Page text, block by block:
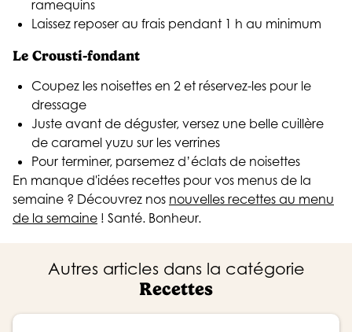
ramequins
Laissez reposer au frais pendant 1 h au minimum
Le Crousti-fondant
Coupez les noisettes en 2 et réservez-les pour le
dressage
Juste avant de déguster, versez une belle cuillère
de caramel yuzu sur les verrines
Pour terminer, parsemez d’éclats de noisettes
En manque d'idées recettes pour vos menus de la
semaine ? Découvrez nos nouvelles recettes au menu
de la semaine ! Santé. Bonheur.
Autres articles dans la catégorie
Recettes